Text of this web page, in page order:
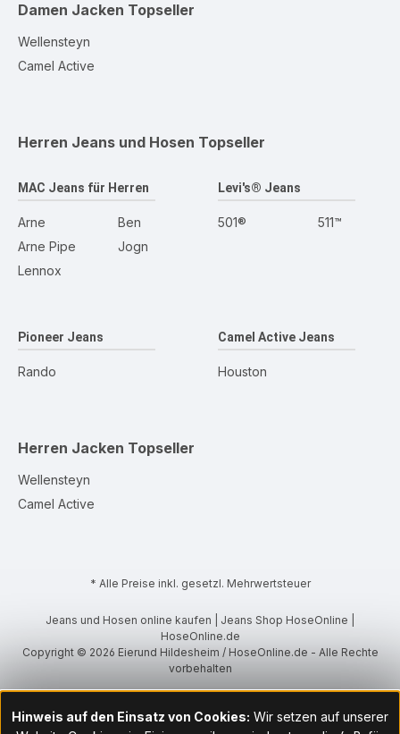
Damen Jacken Topseller
Wellensteyn
Camel Active
Herren Jeans und Hosen Topseller
MAC Jeans für Herren
Arne
Arne Pipe
Lennox
Ben
Jogn
Levi's® Jeans
501® 511™
Pioneer Jeans
Rando
Camel Active Jeans
Houston
Herren Jacken Topseller
Wellensteyn
Camel Active
* Alle Preise inkl. gesetzl. Mehrwertsteuer
Jeans und Hosen online kaufen | Jeans Shop HoseOnline |
HoseOnline.de
Copyright © 2026 Eierund Hildesheim / HoseOnline.de - Alle Rechte
vorbehalten
Hinweis auf den Einsatz von Cookies: Wir setzen auf unserer